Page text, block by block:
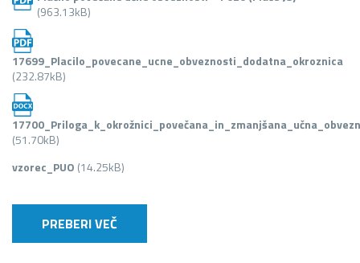
(963.13kB)
17699_Placilo_povecane_ucne_obveznosti_dodatna_okroznica
(232.87kB)
(51.70kB)
vzorec_PUO (14.25kB)
PREBERI VEČ